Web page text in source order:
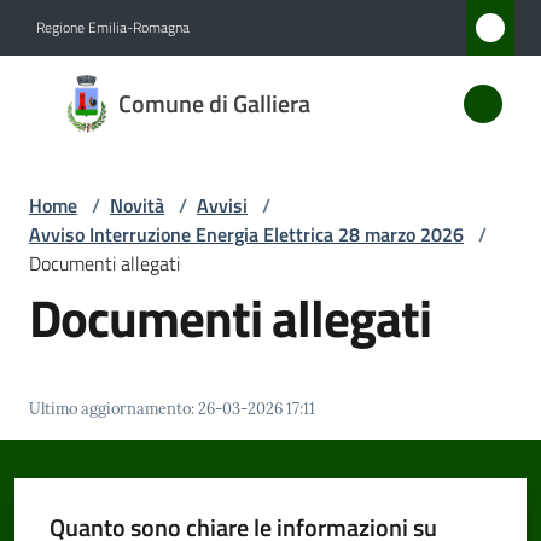
Regione Emilia-Romagna
Comune di Galliera
Comune
di
Amministrazione
Novità
Galliera
Home / Novità / Avvisi /
Avviso Interruzione Energia Elettrica 28 marzo 2026 /
Documenti allegati
Documenti allegati
Ultimo aggiornamento:26-03-2026 17:11
Quanto sono chiare le informazioni su